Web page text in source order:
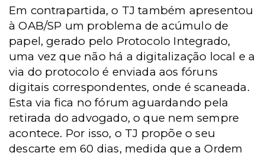
Em contrapartida, o TJ também apresentou
à OAB/SP um problema de acúmulo de
papel, gerado pelo Protocolo Integrado,
uma vez que não há a digitalização local e a
via do protocolo é enviada aos fóruns
digitais correspondentes, onde é scaneada.
Esta via fica no fórum aguardando pela
retirada do advogado, o que nem sempre
acontece. Por isso, o TJ propõe o seu
descarte em 60 dias, medida que a Ordem